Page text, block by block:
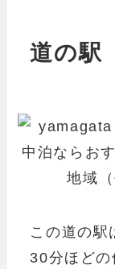
道の
この道の駅
30分ほど